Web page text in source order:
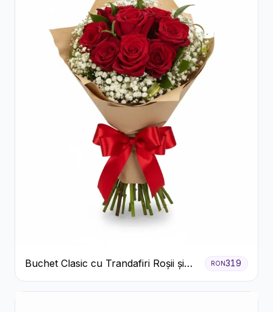
Buchet Clasic cu Trandafiri Roșii și
Gypsophila
RON319